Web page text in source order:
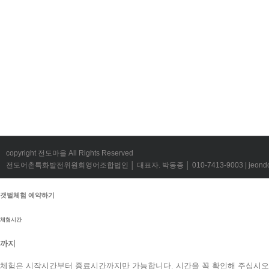
copyright 전도마을 All Rights Reserved
전도어촌특화발전위원회영어조합법인 │ 대표자. 박동종 │ 010-7413-9003 |
갯벌체험 예약하기
체험시간
까지
체험은 시작시간부터 종료시간까지만 가능합니다. 시간을 꼭 확인해 주십시